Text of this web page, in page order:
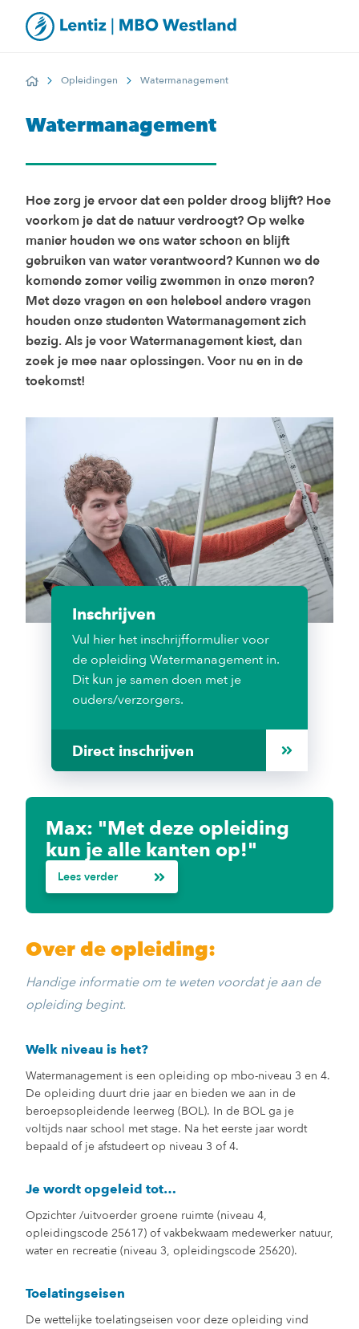
HomeOpleidingen Watermanagement
Watermanagement
Hoe zorg je ervoor dat een polder droog blijft? Hoe
voorkom je dat de natuur verdroogt? Op welke
manier houden we ons water schoon en blijft
gebruiken van water verantwoord? Kunnen we de
komende zomer veilig zwemmen in onze meren?
Met deze vragen en een heleboel andere vragen
houden onze studenten Watermanagement zich
bezig. Als je voor Watermanagement kiest, dan
zoek je mee naar oplossingen. Voor nu en in de
toekomst!
Inschrijven
Vul hier het inschrijfformulier voor
de opleiding Watermanagement in.
Dit kun je samen doen met je
ouders/verzorgers.
Direct inschrijven
Max: "Met deze opleiding
kun je alle kanten op!"
Lees verder
Over de opleiding:
Handige informatie om te weten voordat je aan de
opleiding begint.
Welk niveau is het?
Watermanagement is een opleiding op mbo-niveau 3 en 4.
De opleiding duurt drie jaar en bieden we aan in de
beroepsopleidende leerweg (BOL). In de BOL ga je
voltijds naar school met stage. Na het eerste jaar wordt
bepaald of je afstudeert op niveau 3 of 4.
Je wordt opgeleid tot…
Opzichter /uitvoerder groene ruimte (niveau 4,
opleidingscode 25617) of vakbekwaam medewerker natuur,
water en recreatie (niveau 3, opleidingscode 25620).
Toelatingseisen
De wettelijke toelatingseisen voor deze opleiding vind